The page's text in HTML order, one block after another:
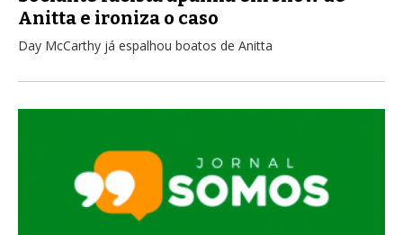
Anitta e ironiza o caso
Day McCarthy já espalhou boatos de Anitta